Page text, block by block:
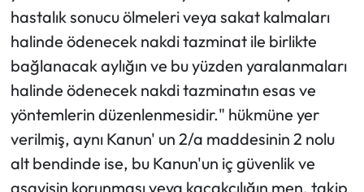
hastalık sonucu ölmeleri veya sakat kalmaları
halinde ödenecek nakdi tazminat ile birlikte
bağlanacak aylığın ve bu yüzden yaralanmaları
halinde ödenecek nakdi tazminatın esas ve
yöntemlerin düzenlenmesidir." hükmüne yer
verilmiş, aynı Kanun' un 2/a maddesinin 2 nolu
alt bendinde ise, bu Kanun'un iç güvenlik ve
asayişin korunması veya kaçakçılığın men, takip